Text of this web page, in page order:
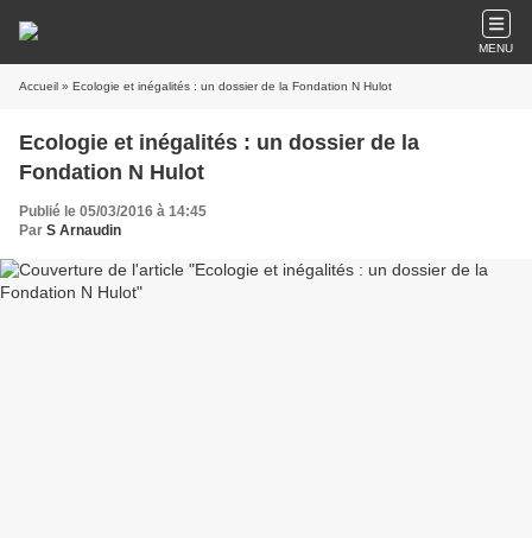
MENU
Accueil » Ecologie et inégalités : un dossier de la Fondation N Hulot
Ecologie et inégalités : un dossier de la
Fondation N Hulot
Publié le 05/03/2016 à 14:45
Par S Arnaudin